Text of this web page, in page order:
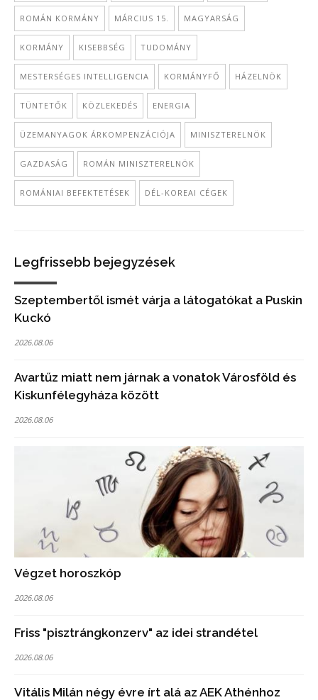
ROMÁN KORMÁNY MÁRCIUS 15. MAGYARSÁG
KORMÁNY KISEBBSÉG TUDOMÁNY
MESTERSÉGES INTELLIGENCIA KORMÁNYFŐ HÁZELNÖK
TÜNTETŐK KÖZLEKEDÉS ENERGIA
ÜZEMANYAGOK ÁRKOMPENZÁCIÓJA MINISZTERELNÖK
GAZDASÁG ROMÁN MINISZTERELNÖK
ROMÁNIAI BEFEKTETÉSEK DÉL-KOREAI CÉGEK
Legfrissebb bejegyzések
Szeptembertől ismét várja a látogatókat a Puskin
Kuckó
2026.08.06
Avartűz miatt nem járnak a vonatok Városföld és
Kiskunfélegyháza között
2026.08.06
Végzet horoszkóp
2026.08.06
Friss "pisztrángkonzerv" az idei strandétel
2026.08.06
Vitális Milán négy évre írt alá az AEK Athénhoz